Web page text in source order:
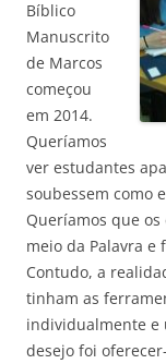
Bíblico
Manuscrito
de Marcos
começou
em 2014.
Queríamos
ver estudantes
soubessem como
Queríamos que
meio da Palavra
Contudo, a
tinham as
individualmente e
desejo foi